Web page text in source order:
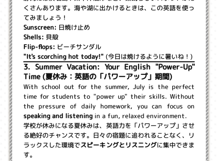
くさんあります。海や湖に出かけるときは、この英語を使っ
てみましょう！
Sunscreen: 日焼け止め
Shells: 貝殻
Flip-flops: ビーチサンダル
"It's scorching hot today!" (今日は焼けるように暑いね！)
3. Summer Vacation: Your English "Power-Up"
Time (夏休み：英語の「パワーアップ」期間)
With school out for the summer, July is the perfect
time for students to "power up" their skills. Without
the pressure of daily homework, you can focus on
speaking and listeningin a fun, relaxed environment.
学校が休みになる夏休みは、英語力を「パワーアップ」させ
る絶好のチャンスです。日々の宿題に追われることなく、リ
ラックスした環境でスピーキングとリスニングに集中できま
す。